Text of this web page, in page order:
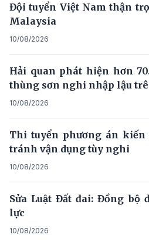
Đội tuyển Việt Nam thận
Malaysia
10/08/2026
Hải quan phát hiện hơn
thùng sơn nghi nhập lậu
10/08/2026
Thi tuyển phương án kiến
tránh vận dụng tùy nghi
10/08/2026
Sửa Luật Đất đai: Đồng bộ
lực
10/08/2026